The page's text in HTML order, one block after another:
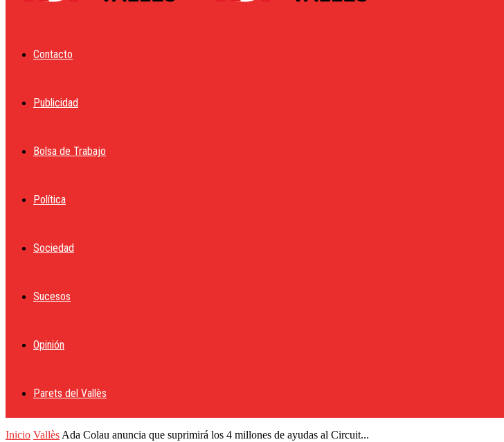
Contacto
Publicidad
Bolsa de Trabajo
Política
Sociedad
Sucesos
Opinión
Parets del Vallès
Inicio Vallès Ada Colau anuncia que suprimirá los 4 millones de ayudas al Circuit...